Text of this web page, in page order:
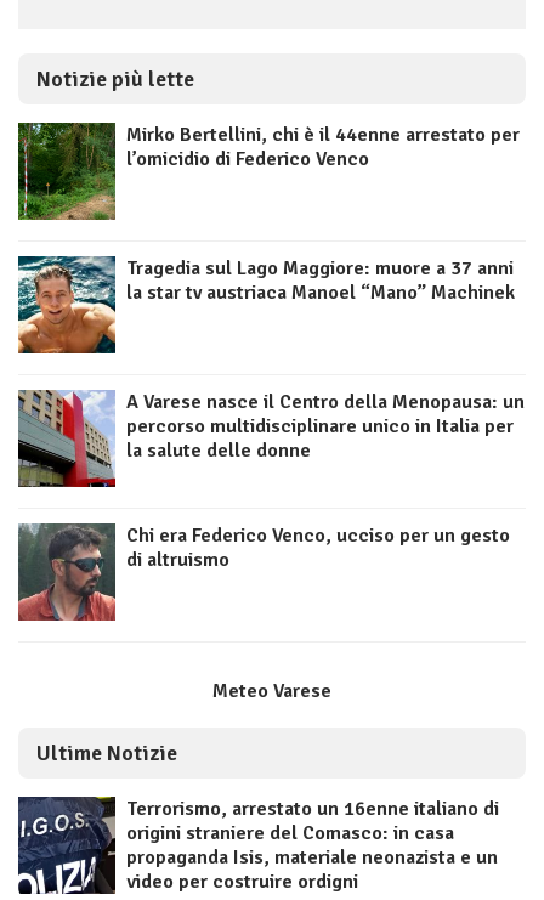
Notizie più lette
Mirko Bertellini, chi è il 44enne arrestato per
l’omicidio di Federico Venco
Tragedia sul Lago Maggiore: muore a 37 anni
la star tv austriaca Manoel “Mano” Machinek
A Varese nasce il Centro della Menopausa: un
percorso multidisciplinare unico in Italia per
la salute delle donne
Chi era Federico Venco, ucciso per un gesto
di altruismo
Meteo Varese
Ultime Notizie
Terrorismo, arrestato un 16enne italiano di
origini straniere del Comasco: in casa
propaganda Isis, materiale neonazista e un
video per costruire ordigni